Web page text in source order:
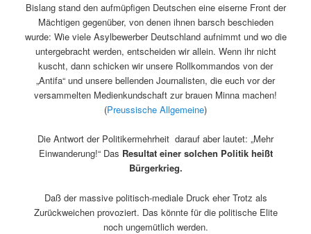
Bislang stand den aufmüpfigen Deutschen eine eiserne Front der
Mächtigen gegenüber, von denen ihnen barsch beschieden
wurde: Wie viele Asylbewerber Deutschland aufnimmt und wo die
untergebracht werden, entscheiden wir allein. Wenn ihr nicht
kuscht, dann schicken wir unsere Rollkommandos von der
„Antifa“ und unsere bellenden Journalisten, die euch vor der
versammelten Medienkundschaft zur brauen Minna machen!
(Preussische Allgemeine)
Die Antwort der Politikermehrheit darauf aber lautet: „Mehr
Einwanderung!“ Das Resultat einer solchen Politik heißt
Bürgerkrieg.
Daß der massive politisch-mediale Druck eher Trotz als
Zurückweichen provoziert. Das könnte für die politische Elite
noch ungemütlich werden.